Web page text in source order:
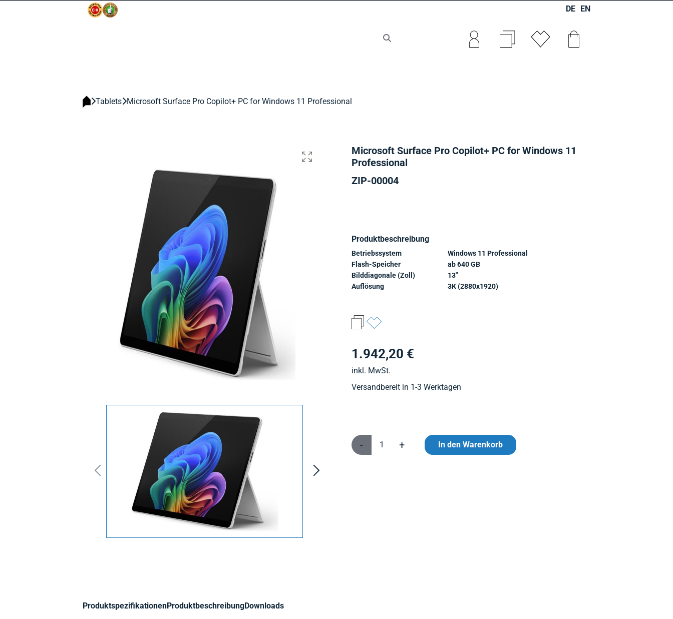
DE EN
Tablets Microsoft Surface Pro Copilot+ PC for Windows 11 Professional
Microsoft Surface Pro Copilot+ PC for Windows 11
Professional
ZIP-00004
Produktbeschreibung
Betriebssystem
Flash-Speicher
Bilddiagonale (Zoll)
Auflösung
Windows 11 Professional
ab 640 GB
13"
3K (2880x1920)
1.942,20 €
inkl. MwSt.
Versandbereit in 1-3 Werktagen
- + In den Warenkorb
ProduktspezifikationenProduktbeschreibungDownloads